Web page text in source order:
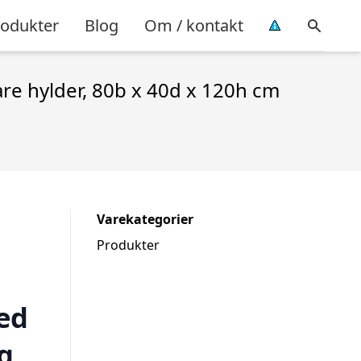
Blog Om / kontakt
hylder, 80b x 40d x 120h cm
Varekategorier
Produkter